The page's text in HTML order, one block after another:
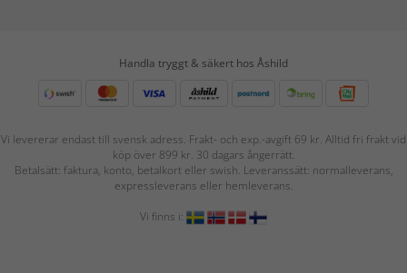
Handla tryggt & säkert hos Åshild
Vi levererar endast till svensk adress. Frakt- och exp.-avgift 69 kr. Alltid fri frakt vid
köp över 899 kr. 30 dagars ångerrätt.
Betalsätt: faktura, konto, betalkort eller swish. Leveranssätt: normalleverans,
expressleverans eller hemleverans.
Vi finns i: